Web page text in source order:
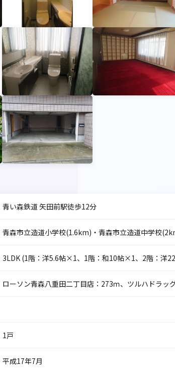
青い森鉄道 矢田前駅徒歩12分
青森市立造道小学校(1.6km)・青森市立造道中学校
3LDK (1階：洋5.6帖×1、1階：和10帖×1、2階：洋
ローソン青森八重田二丁目店：273ｍ、ツルハドラッ
1戸
平成17年7月